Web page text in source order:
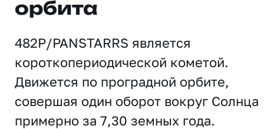
орбита
482P/PANSTARRS является
короткопериодической кометой.
Движется по проградной орбите,
совершая один оборот вокруг Солнца
примерно за 7,30 земных года.